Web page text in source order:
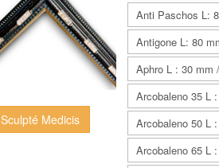
Sculpté Medicis
Anti Paschos L:
Antigone L: 80
Aphro L : 30 mm
Arcobaleno 35 L
Arcobaleno 50 L
Arcobaleno 65 L